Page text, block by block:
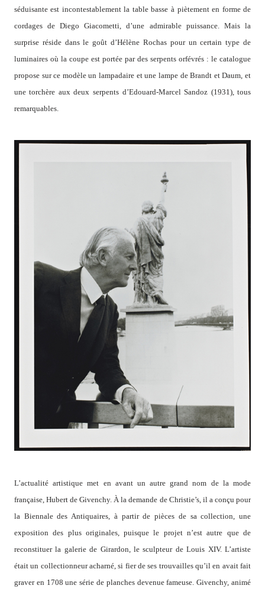
séduisante est incontestablement la table basse à piètement en forme de
cordages de Diego Giacometti, d’une admirable puissance. Mais la
surprise réside dans le goût d’Hélène Rochas pour un certain type de
luminaires où la coupe est portée par des serpents orfévrés : le catalogue
propose sur ce modèle un lampadaire et une lampe de Brandt et Daum, et
une torchère aux deux serpents d’Edouard-Marcel Sandoz (1931), tous
remarquables.
L’actualité artistique met en avant un autre grand nom de la mode
française, Hubert de Givenchy. À la demande de Christie’s, il a conçu pour
la Biennale des Antiquaires, à partir de pièces de sa collection, une
exposition des plus originales, puisque le projet n’est autre que de
reconstituer la galerie de Girardon, le sculpteur de Louis XIV. L’artiste
était un collectionneur acharné, si fier de ses trouvailles qu’il en avait fait
graver en 1708 une série de planches devenue fameuse. Givenchy, animé